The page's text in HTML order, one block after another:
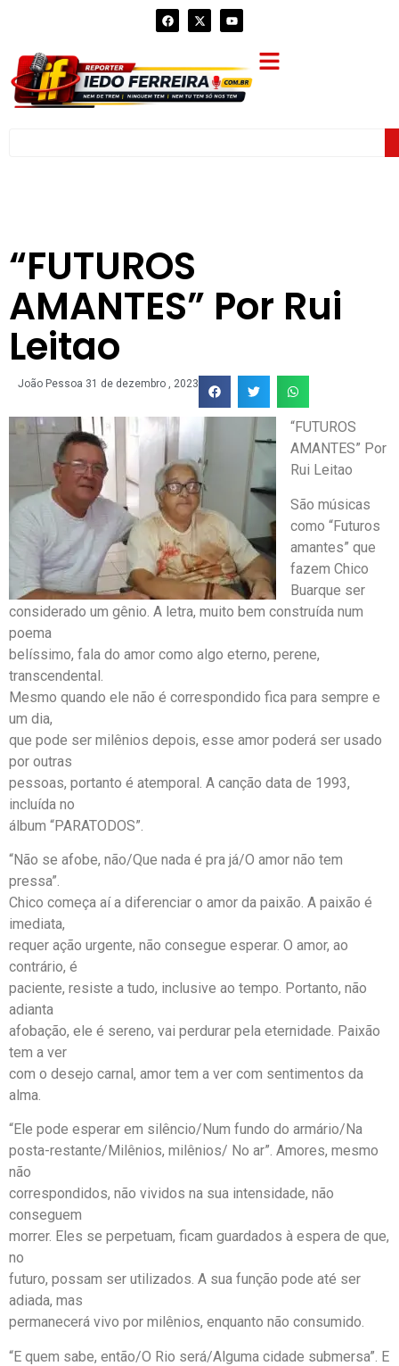
“FUTUROS
AMANTES” Por Rui
Leitao
João Pessoa 31 de dezembro , 2023
“FUTUROS
AMANTES” Por
Rui Leitao
São músicas
como “Futuros
amantes” que
fazem Chico
Buarque ser
considerado um gênio. A letra, muito bem construída num
poema
belíssimo, fala do amor como algo eterno, perene,
transcendental.
Mesmo quando ele não é correspondido fica para sempre e
um dia,
que pode ser milênios depois, esse amor poderá ser usado
por outras
pessoas, portanto é atemporal. A canção data de 1993,
incluída no
álbum “PARATODOS”.
“Não se afobe, não/Que nada é pra já/O amor não tem
pressa”.
Chico começa aí a diferenciar o amor da paixão. A paixão é
imediata,
requer ação urgente, não consegue esperar. O amor, ao
contrário, é
paciente, resiste a tudo, inclusive ao tempo. Portanto, não
adianta
afobação, ele é sereno, vai perdurar pela eternidade. Paixão
tem a ver
com o desejo carnal, amor tem a ver com sentimentos da
alma.
“Ele pode esperar em silêncio/Num fundo do armário/Na
posta-restante/Milênios, milênios/ No ar”. Amores, mesmo
não
correspondidos, não vividos na sua intensidade, não
conseguem
morrer. Eles se perpetuam, ficam guardados à espera de que,
no
futuro, possam ser utilizados. A sua função pode até ser
adiada, mas
permanecerá vivo por milênios, enquanto não consumido.
“E quem sabe, então/O Rio será/Alguma cidade submersa”. E